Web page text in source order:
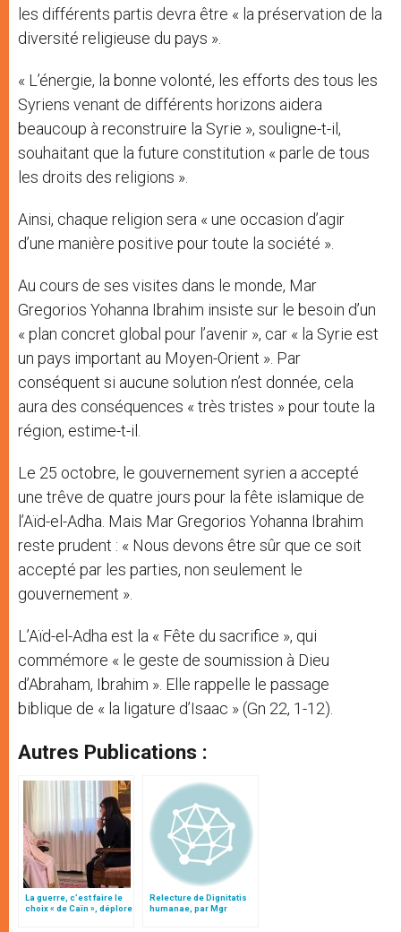
les différents partis devra être « la préservation de la
diversité religieuse du pays ».
« L’énergie, la bonne volonté, les efforts des tous les
Syriens venant de différents horizons aidera
beaucoup à reconstruire la Syrie », souligne-t-il,
souhaitant que la future constitution « parle de tous
les droits des religions ».
Ainsi, chaque religion sera « une occasion d’agir
d’une manière positive pour toute la société ».
Au cours de ses visites dans le monde, Mar
Gregorios Yohanna Ibrahim insiste sur le besoin d’un
« plan concret global pour l’avenir », car « la Syrie est
un pays important au Moyen-Orient ». Par
conséquent si aucune solution n’est donnée, cela
aura des conséquences « très tristes » pour toute la
région, estime-t-il.
Le 25 octobre, le gouvernement syrien a accepté
une trêve de quatre jours pour la fête islamique de
l’Aïd-el-Adha. Mais Mar Gregorios Yohanna Ibrahim
reste prudent : « Nous devons être sûr que ce soit
accepté par les parties, non seulement le
gouvernement ».
L’Aïd-el-Adha est la « Fête du sacrifice », qui
commémore « le geste de soumission à Dieu
d’Abraham, Ibrahim ». Elle rappelle le passage
biblique de « la ligature d’Isaac » (Gn 22, 1-12).
Autres Publications :
La guerre, c’est faire le
choix « de Caïn », déplore
Relecture de Dignitatis
humanae, par Mgr